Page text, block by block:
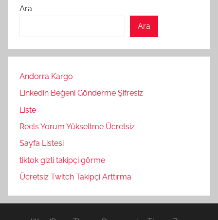
Ara
Ara
Andorra Kargo
Linkedin Beğeni Gönderme Şifresiz
Liste
Reels Yorum Yükseltme Ücretsiz
Sayfa Listesi
tiktok gizli takipçi görme
Ücretsiz Twitch Takipçi Arttırma